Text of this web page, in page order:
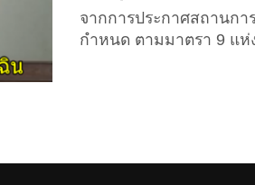
จากการประกาศสถานก
กำหนด ตามมาตรา 9 แห่